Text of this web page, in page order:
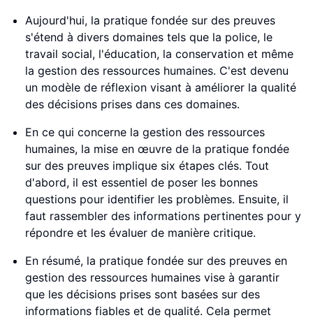
Aujourd'hui, la pratique fondée sur des preuves
s'étend à divers domaines tels que la police, le
travail social, l'éducation, la conservation et même
la gestion des ressources humaines. C'est devenu
un modèle de réflexion visant à améliorer la qualité
des décisions prises dans ces domaines.
En ce qui concerne la gestion des ressources
humaines, la mise en œuvre de la pratique fondée
sur des preuves implique six étapes clés. Tout
d'abord, il est essentiel de poser les bonnes
questions pour identifier les problèmes. Ensuite, il
faut rassembler des informations pertinentes pour y
répondre et les évaluer de manière critique.
En résumé, la pratique fondée sur des preuves en
gestion des ressources humaines vise à garantir
que les décisions prises sont basées sur des
informations fiables et de qualité. Cela permet